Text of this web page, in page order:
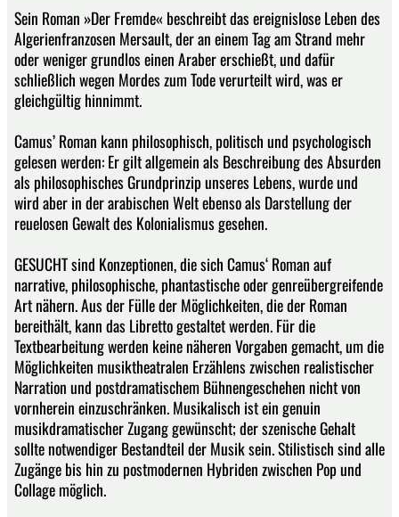
Sein Roman »Der Fremde« beschreibt das ereignislose Leben des
Algerienfranzosen Mersault, der an einem Tag am Strand mehr
oder weniger grundlos einen Araber erschießt, und dafür
schließlich wegen Mordes zum Tode verurteilt wird, was er
gleichgültig hinnimmt.
Camus’ Roman kann philosophisch, politisch und psychologisch
gelesen werden: Er gilt allgemein als Beschreibung des Absurden
als philosophisches Grundprinzip unseres Lebens, wurde und
wird aber in der arabischen Welt ebenso als Darstellung der
reuelosen Gewalt des Kolonialismus gesehen.
GESUCHT sind Konzeptionen, die sich Camus‘ Roman auf
narrative, philosophische, phantastische oder genreübergreifende
Art nähern. Aus der Fülle der Möglichkeiten, die der Roman
bereithält, kann das Libretto gestaltet werden. Für die
Textbearbeitung werden keine näheren Vorgaben gemacht, um die
Möglichkeiten musiktheatralen Erzählens zwischen realistischer
Narration und postdramatischem Bühnengeschehen nicht von
vornherein einzuschränken. Musikalisch ist ein genuin
musikdramatischer Zugang gewünscht; der szenische Gehalt
sollte notwendiger Bestandteil der Musik sein. Stilistisch sind alle
Zugänge bis hin zu postmodernen Hybriden zwischen Pop und
Collage möglich.